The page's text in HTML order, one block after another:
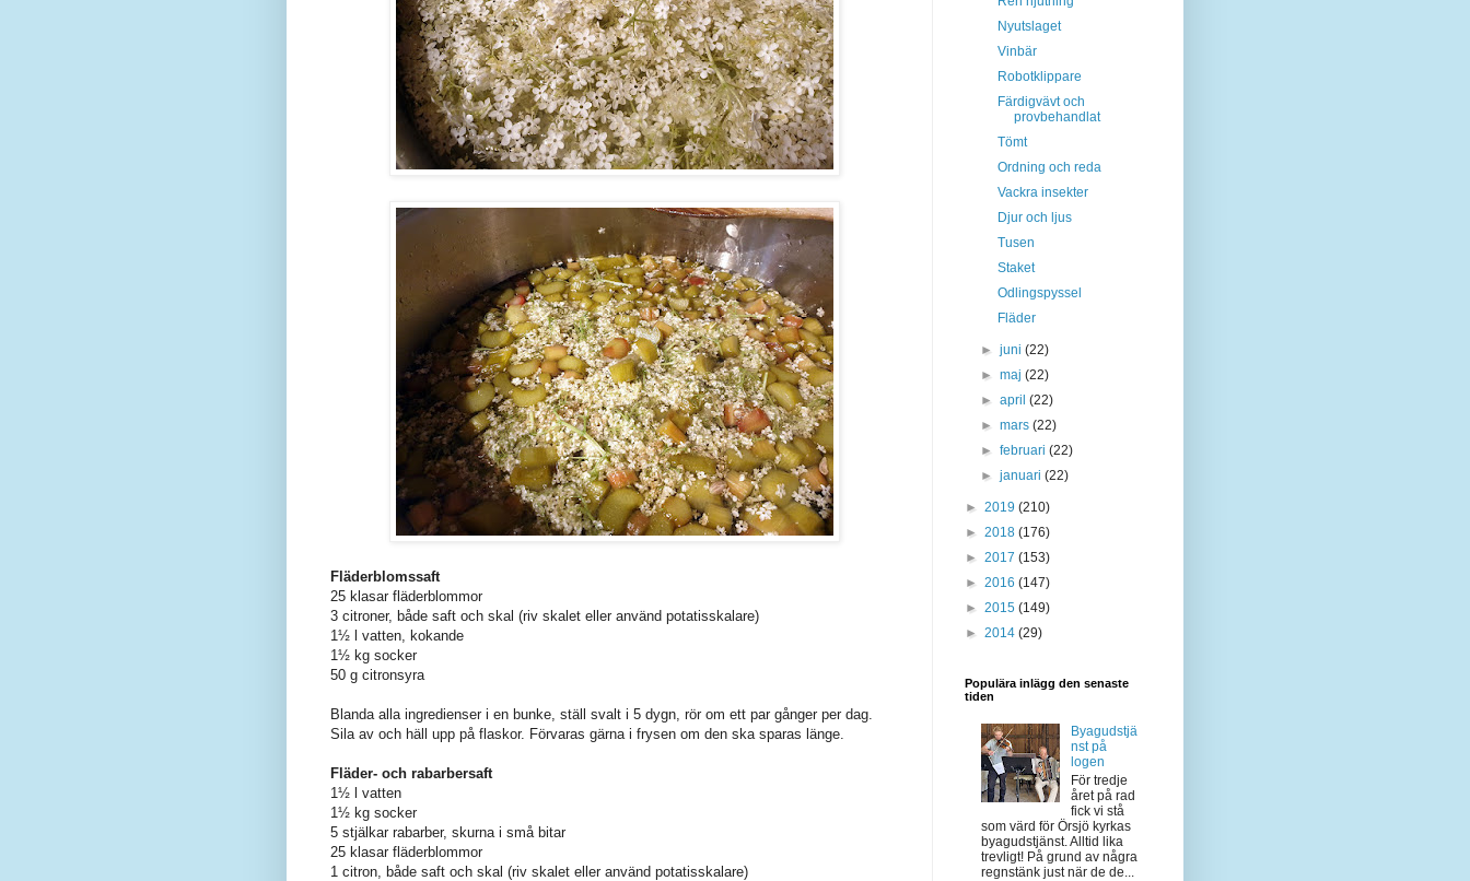
Fläderblomssaft
25 klasar fläderblommor
3 citroner, både saft och skal (riv skalet eller använd potatisskalare)
1½ l vatten, kokande
1½ kg socker
50 g citronsyra
Blanda alla ingredienser i en bunke, ställ svalt i 5 dygn, rör om ett par gånger per dag.
Sila av och häll upp på flaskor. Förvaras gärna i frysen om den ska sparas länge.
Fläder- och rabarbersaft
1½ l vatten
1½ kg socker
5 stjälkar rabarber, skurna i små bitar
25 klasar fläderblommor
1 citron, både saft och skal (riv skalet eller använd potatisskalare)
Nyutslaget
Vinbär
Robotklippare
Färdigvävt och
provbehandlat
Tömt
Ordning och reda
Vackra insekter
Djur och ljus
Tusen
Staket
Odlingspyssel
Fläder
►juni(22)
►maj(22)
►april(22)
►mars(22)
►februari(22)
►januari(22)
► 2019 (210)
► 2018 (176)
► 2017 (153)
► 2016 (147)
► 2015 (149)
► 2014 (29)
Populära inlägg den senaste
tiden
Byagudstjä
nst på
logen
För tredje
året på rad
fick vi stå
som värd för Örsjö kyrkas
byagudstjänst. Alltid lika
trevligt! På grund av några
regnstänk just när de de...